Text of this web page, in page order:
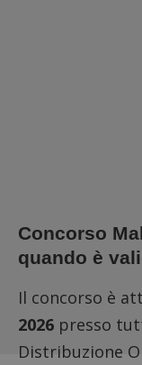
Concorso
quando è
Il concorso è
2026 presso
Distribuzione